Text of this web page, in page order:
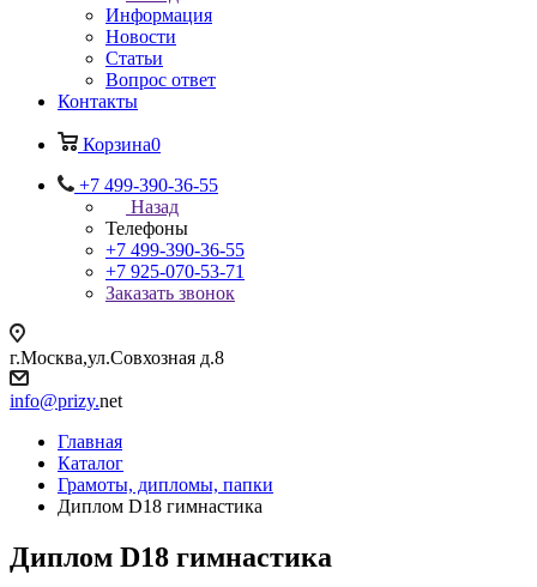
Информация
Новости
Статьи
Вопрос ответ
Контакты
Корзина0
+7 499-390-36-55
Назад
Телефоны
+7 499-390-36-55
+7 925-070-53-71
Заказать звонок
г.Москва,ул.Совхозная д.8
info@prizy.net
Главная
Каталог
Грамоты, дипломы, папки
Диплом D18 гимнастика
Диплом D18 гимнастика